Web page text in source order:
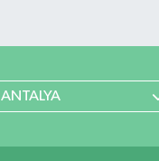
ANTALYA